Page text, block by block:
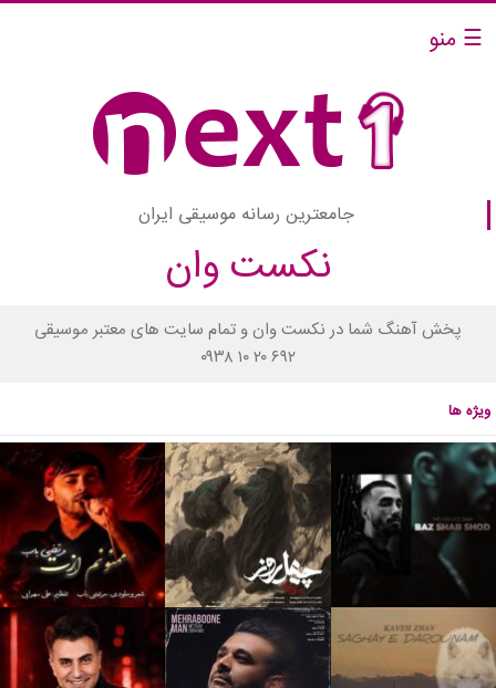
☰ منو
جامعترین رسانه موسیقی ایران
نکست وان
پخش آهنگ شما در نکست وان و تمام سایت های معتبر موسیقی
۰۹۳۸ ۱۰ ۲۰ ۶۹۲
ویژه ها